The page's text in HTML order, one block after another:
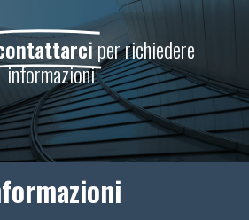
per richiedere
informazioni